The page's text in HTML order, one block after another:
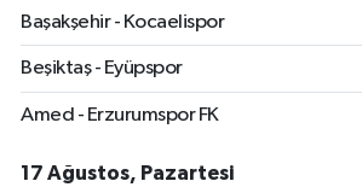
Başakşehir - Kocaelispor
Beşiktaş - Eyüpspor
Amed - Erzurumspor FK
17 Ağustos, Pazartesi